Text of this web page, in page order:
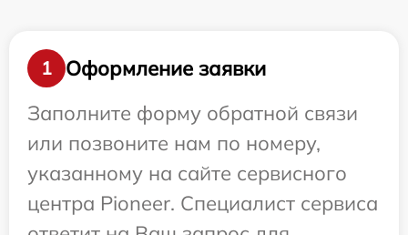
1
Оформление заявки
Заполните форму обратной связи
или позвоните нам по номеру,
указанному на сайте сервисного
центра Pioneer. Специалист сервиса